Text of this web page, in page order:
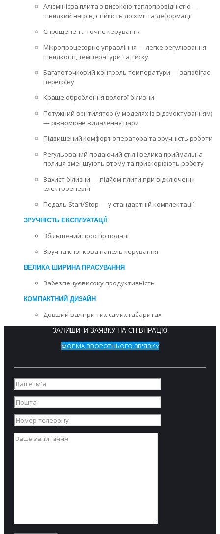
Алюмінієва плита з високою теплопровідністю —
швидкий нагрів, стійкість до хімії та деформації
Спрощене та точне керування
Мікропроцесорне управління — легке регулювання
швидкості, температури та тиску
Багатоточковий контроль температури — запобігає
перегріву
Краще оброблення вологої білизни
Потужний вентилятор (у моделях із відсмоктуванням)
— рівномірне видалення пари
Підвищений комфорт оператора та зручність роботи
Регульований подаючий стіл і велика приймальна
полиця зменшують втому та прискорюють роботу
Захист білизни — підйом плити при відключенні
електроенергії
Педаль Start/Stop — у стандартній комплектації
ЗРУЧНІСТЬ ЕКСПЛУАТАЦІЇ
Збільшений простір подачі
Зручна кнопкова панель керування
ВЕЛИКА ШИРИНА ПРАСУВАННЯ
Забезпечує високу продуктивність
КОМПАКТНИЙ ДИЗАЙН
Довший вал при тих самих габаритах
ЗАЛИШИТИ ЗАЯВКУ НА СПІВПРАЦЮ
ФОРМА ЗВОРОТНЬОГО ЗВ'ЯЗКУ